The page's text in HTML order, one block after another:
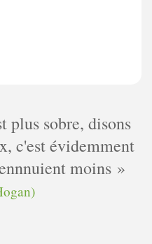
plus sobre, disons
c'est évidemment
moins